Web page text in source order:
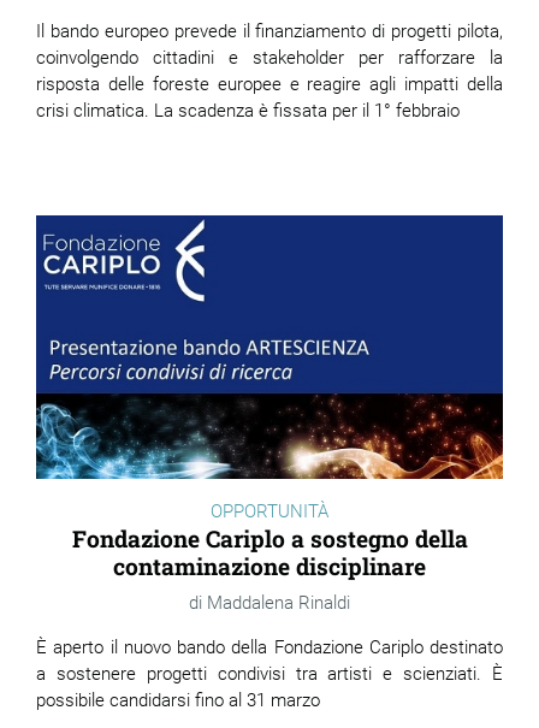
Il bando europeo prevede il finanziamento di progetti pilota,
coinvolgendo cittadini e stakeholder per rafforzare la
risposta delle foreste europee e reagire agli impatti della
crisi climatica. La scadenza è fissata per il 1° febbraio
OPPORTUNITÀ
Fondazione Cariplo a sostegno della
contaminazione disciplinare
Maddalena Rinaldi
È aperto il nuovo bando della Fondazione Cariplo destinato
a sostenere progetti condivisi tra artisti e scienziati. È
possibile candidarsi fino al 31 marzo